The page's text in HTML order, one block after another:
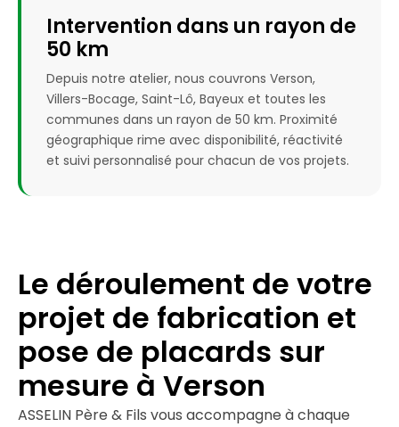
Intervention dans un rayon de
50 km
Depuis notre atelier, nous couvrons Verson,
Villers-Bocage, Saint-Lô, Bayeux et toutes les
communes dans un rayon de 50 km. Proximité
géographique rime avec disponibilité, réactivité
et suivi personnalisé pour chacun de vos projets.
Le déroulement de votre
projet de fabrication et
pose de placards sur
mesure à Verson
ASSELIN Père & Fils vous accompagne à chaque